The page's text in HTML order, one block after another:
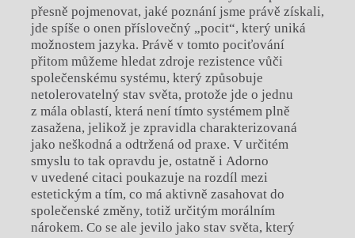
přesně pojmenovat, jaké poznání jsme právě získali,
jde spíše o onen příslovečný „pocit“, který uniká
možnostem jazyka. Právě v tomto pociťování
přitom můžeme hledat zdroje rezistence vůči
společenskému systému, který způsobuje
netolerovatelný stav světa, protože jde o jednu
z mála oblastí, která není tímto systémem plně
zasažena, jelikož je zpravidla charakterizovaná
jako neškodná a odtržená od praxe. V určitém
smyslu to tak opravdu je, ostatně i Adorno
v uvedené citaci poukazuje na rozdíl mezi
estetickým a tím, co má aktivně zasahovat do
společenské změny, totiž určitým morálním
nárokem. Co se ale jevilo jako stav světa, který